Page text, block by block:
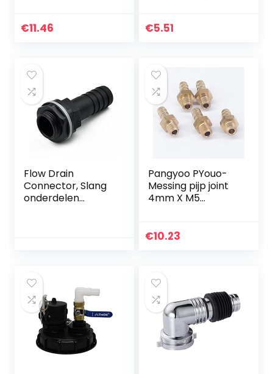
6mm 8mm 10mm
connector
adapter, dik
materiaal (kleur:
14MM)
€11.46
Socket
€5.51
Flow Drain
Connector, Slang
onderdelen
Pipe, Tuin, Tank
fittingen
Pangyoo PYouo-
Messing pijp joint
4mm X M5
Messing Koppeling
Water,5 stks, Dik
materiaal
€10.23